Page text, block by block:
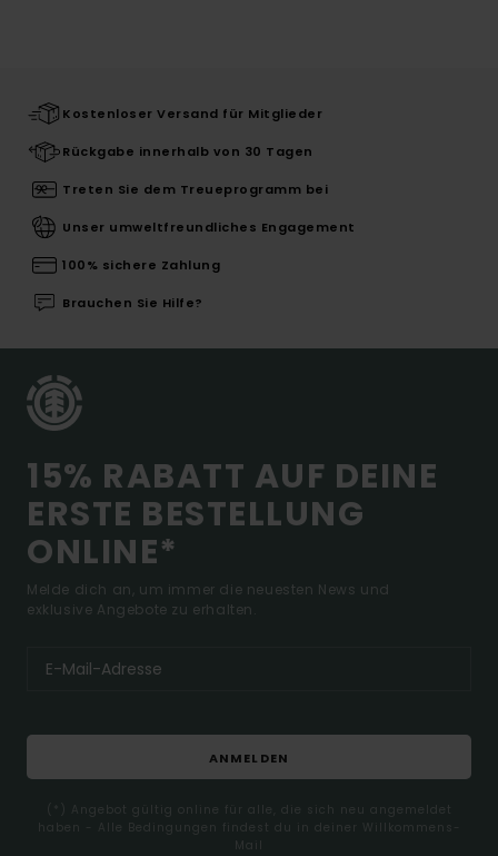
Kostenloser Versand für Mitglieder
Rückgabe innerhalb von 30 Tagen
Treten Sie dem Treueprogramm bei
Unser umweltfreundliches Engagement
100% sichere Zahlung
Brauchen Sie Hilfe?
15% RABATT AUF DEINE
ERSTE BESTELLUNG
ONLINE*
Melde dich an, um immer die neuesten News und
exklusive Angebote zu erhalten.
ANMELDEN
(*) Angebot gültig online für alle, die sich neu angemeldet
haben - Alle Bedingungen findest du in deiner Willkommens-
Mail